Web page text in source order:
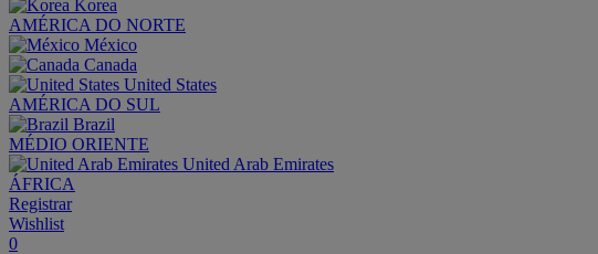
Korea
AMÉRICA DO NORTE
México
Canada
United States
AMÉRICA DO SUL
Brazil
MÉDIO ORIENTE
United Arab Emirates
ÁFRICA
Registrar
Wishlist
0